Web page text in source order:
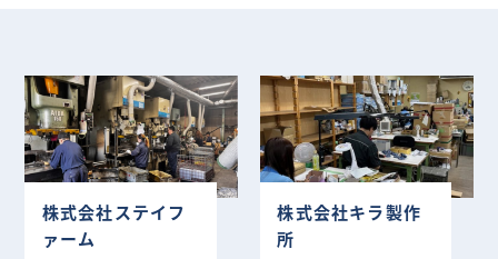
株式会社ステイフ
ァーム
株式会社キラ製作
所